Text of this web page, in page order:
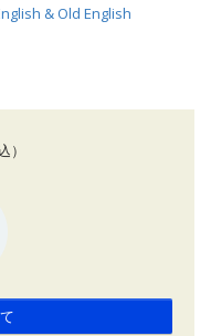
& Old English
）